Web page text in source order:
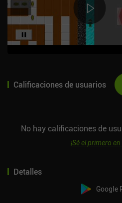
Calificaciones de usuarios
No hay calificaciones de
¡Sé el primero
Detalles
Google